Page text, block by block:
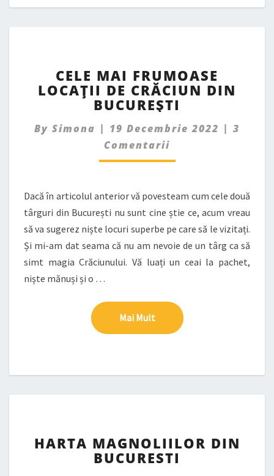
MAI
FRUMOASE
LOCAȚII
CRĂCIUN
DIN
CELE MAI FRUMOASE
LOCAȚII DE CRĂCIUN DIN
BUCUREȘTI
By Simona | 19 Decembrie 2022 | 3
Comentarii
Dacă în articolul anterior vă povesteam cum cele două
târguri din București nu sunt cine știe ce, acum vreau
să va sugerez niște locuri superbe pe care să le vizitați.
Și mi-am dat seama că nu am nevoie de un târg ca să
simt magia Crăciunului. Vă luați un ceai la pachet,
niște mănuși și o …
Mai MultMai Mult
MAGNOLIILOR
DIN
HARTA MAGNOLIILOR DIN
BUCURESTI